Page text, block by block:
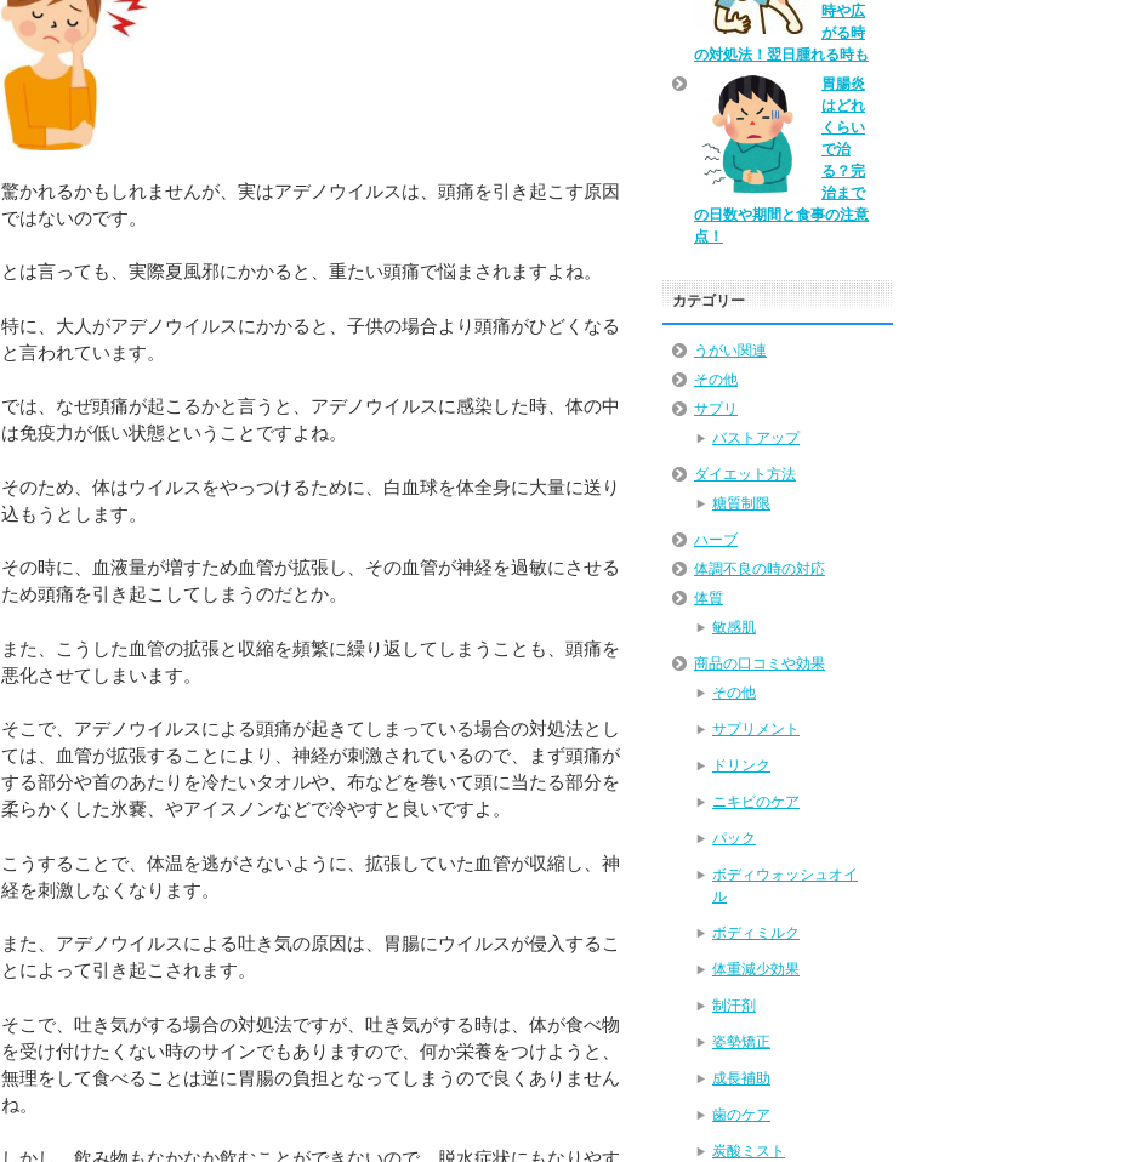
驚かれるかもしれませんが、実はアデノウイルスは、頭痛を引き起こす原因
ではないのです。
とは言っても、実際夏風邪にかかると、重たい頭痛で悩まされますよね。
特に、大人がアデノウイルスにかかると、子供の場合より頭痛がひどくなる
と言われています。
では、なぜ頭痛が起こるかと言うと、アデノウイルスに感染した時、体の中
は免疫力が低い状態ということですよね。
そのため、体はウイルスをやっつけるために、白血球を体全身に大量に送り
込もうとします。
その時に、血液量が増すため血管が拡張し、その血管が神経を過敏にさせる
ため頭痛を引き起こしてしまうのだとか。
また、こうした血管の拡張と収縮を頻繁に繰り返してしまうことも、頭痛を
悪化させてしまいます。
そこで、アデノウイルスによる頭痛が起きてしまっている場合の対処法とし
ては、血管が拡張することにより、神経が刺激されているので、まず頭痛が
する部分や首のあたりを冷たいタオルや、布などを巻いて頭に当たる部分を
柔らかくした氷嚢、やアイスノンなどで冷やすと良いですよ。
こうすることで、体温を逃がさないように、拡張していた血管が収縮し、神
経を刺激しなくなります。
また、アデノウイルスによる吐き気の原因は、胃腸にウイルスが侵入するこ
とによって引き起こされます。
そこで、吐き気がする場合の対処法ですが、吐き気がする時は、体が食べ物
を受け付けたくない時のサインでもありますので、何か栄養をつけようと、
無理をして食べることは逆に胃腸の負担となってしまうので良くありません
ね。
時や広
がる時
の対処法！翌日腫れる時も
胃腸炎
はどれ
くらい
で治
る？完
治まで
の日数や期間と食事の注意
点！
カテゴリー
うがい関連
その他
サプリ
バストアップ
ダイエット方法
糖質制限
ハーブ
体調不良の時の対応
体質
敏感肌
商品の口コミや効果
その他
サプリメント
ドリンク
ニキビのケア
パック
ボディウォッシュオイ
ル
ボディミルク
体重減少効果
制汗剤
姿勢矯正
成長補助
歯のケア
炭酸ミスト